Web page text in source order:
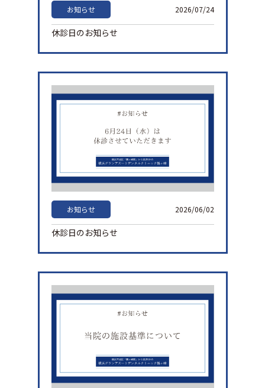
045-953-1321 1分でWeb予約
お知らせ 2026/07/24
休診日のお知らせ
お知らせ 2026/06/02
休診日のお知らせ